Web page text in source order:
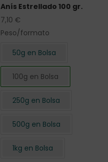
Anís Estrellado 100 gr.
7,10 €
Peso/formato
50g en Bolsa
100g en Bolsa
250g en Bolsa
500g en Bolsa
1kg en Bolsa